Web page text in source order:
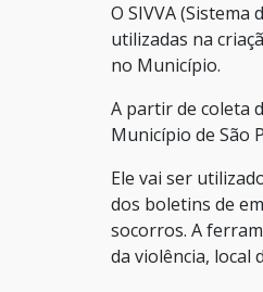
O SIVVA
utilizadas na
no Município.
A partir de coleta
Município de São
Ele vai ser
dos boletins de
socorros. A
da violência, local